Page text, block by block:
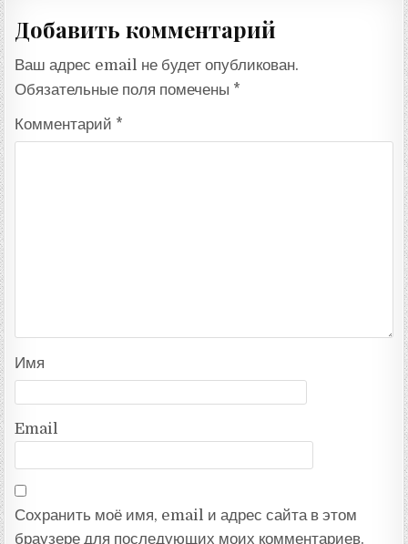
Добавить комментарий
Ваш адрес email не будет опубликован.
Обязательные поля помечены *
Комментарий *
Имя
Email
Сохранить моё имя, email и адрес сайта в этом
браузере для последующих моих комментариев.